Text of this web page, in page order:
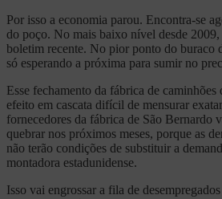
Por isso a economia parou. Encontra-se
do poço. No mais baixo nível desde
boletim recente. No pior ponto do buraco
só esperando a próxima para sumir no
Esse fechamento da fábrica de
efeito em cascata difícil de mensurar
fornecedores da fábrica de São Bernardo
quebrar nos próximos meses, porque as
não terão condições de substituir a
montadora estadunidense.
Isso vai engrossar a fila de